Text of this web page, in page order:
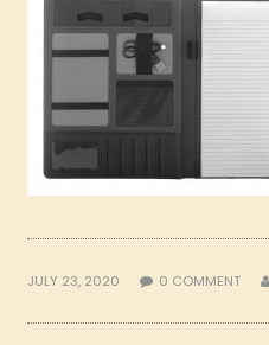
JULY 23, 2020 0 COMMENT